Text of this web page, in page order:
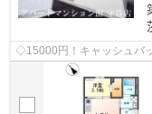
◇15000円！キャッシュバ